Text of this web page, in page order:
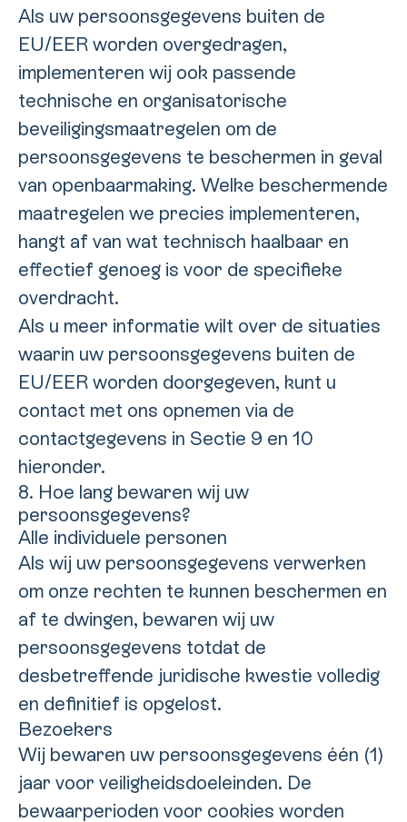
Als uw persoonsgegevens buiten de
EU/EER worden overgedragen,
implementeren wij ook passende
technische en organisatorische
beveiligingsmaatregelen om de
persoonsgegevens te beschermen in geval
van openbaarmaking. Welke beschermende
maatregelen we precies implementeren,
hangt af van wat technisch haalbaar en
effectief genoeg is voor de specifieke
overdracht.
Als u meer informatie wilt over de situaties
waarin uw persoonsgegevens buiten de
EU/EER worden doorgegeven, kunt u
contact met ons opnemen via de
contactgegevens in Sectie 9 en 10
hieronder.
8. Hoe lang bewaren wij uw
persoonsgegevens?
Alle individuele personen
Als wij uw persoonsgegevens verwerken
om onze rechten te kunnen beschermen en
af te dwingen, bewaren wij uw
persoonsgegevens totdat de
desbetreffende juridische kwestie volledig
en definitief is opgelost.
Bezoekers
Wij bewaren uw persoonsgegevens één (1)
jaar voor veiligheidsdoeleinden. De
bewaarperioden voor cookies worden